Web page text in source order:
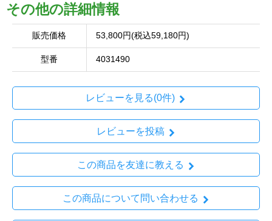
その他の詳細情報
販売価格 53,800円(税込59,180円)
型番 4031490
レビューを見る(0件)
レビューを投稿
この商品を友達に教える
この商品について問い合わせる